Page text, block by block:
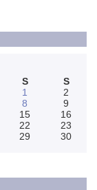
S
S
1
2
8
9
15
16
22
23
29
30